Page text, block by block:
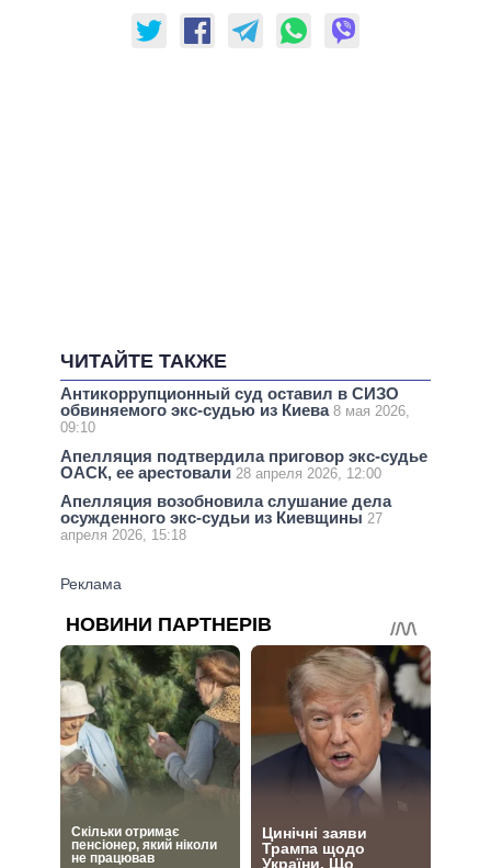
ЧИТАЙТЕ ТАКЖЕ
Антикоррупционный суд оставил в СИЗО
обвиняемого экс-судью из Киева 8 мая 2026,
09:10
Апелляция подтвердила приговор экс-судье
ОАСК, ее арестовали 28 апреля 2026, 12:00
Апелляция возобновила слушание дела
осужденного экс-судьи из Киевщины 27
апреля 2026, 15:18